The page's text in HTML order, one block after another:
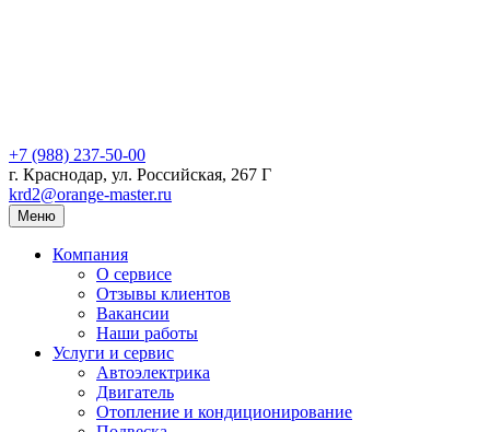
+7 (988) 237-50-00
г. Краснодар, ул. Российская, 267 Г
krd2@orange-master.ru
Меню
Компания
О сервисе
Отзывы клиентов
Вакансии
Наши работы
Услуги и сервис
Автоэлектрика
Двигатель
Отопление и кондиционирование